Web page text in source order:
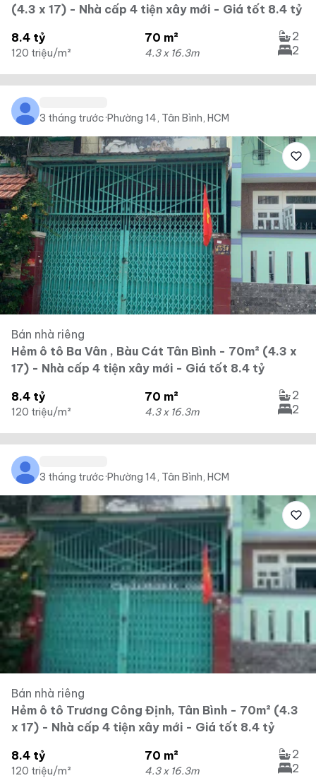
(4.3 x 17) - Nhà cấp 4 tiện xây mới - Giá tốt 8.4 tỷ
8.4 tỷ
120 triệu/m²
70 m²
4.3 x 16.3m
2
2
3 tháng trước·Phường 14, Tân Bình, HCM
Bán nhà riêng
Hẻm ô tô Ba Vân , Bàu Cát Tân Bình - 70m² (4.3 x
17) - Nhà cấp 4 tiện xây mới - Giá tốt 8.4 tỷ
8.4 tỷ
120 triệu/m²
70 m²
4.3 x 16.3m
2
2
3 tháng trước·Phường 14, Tân Bình, HCM
Bán nhà riêng
Hẻm ô tô Trương Công Định, Tân Bình - 70m² (4.3
x 17) - Nhà cấp 4 tiện xây mới - Giá tốt 8.4 tỷ
8.4 tỷ
120 triệu/m²
70 m²
4.3 x 16.3m
2
2